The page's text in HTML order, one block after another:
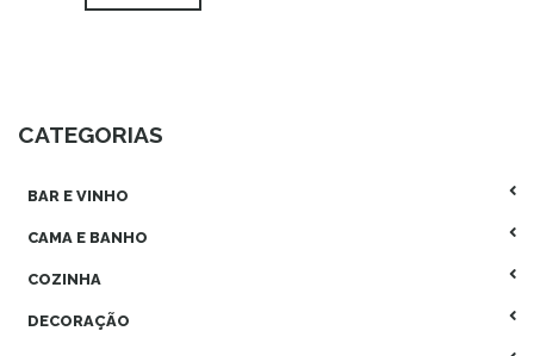
CATEGORIAS
BAR E VINHO
CAMA E BANHO
COZINHA
DECORAÇÃO